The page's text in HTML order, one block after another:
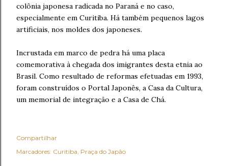
colônia japonesa radicada no Paraná e no caso,
especialmente em Curitiba. Há também pequenos lagos
artificiais, nos moldes dos japoneses.
Incrustada em marco de pedra há uma placa
comemorativa à chegada dos imigrantes desta etnia ao
Brasil. Como resultado de reformas efetuadas em 1993,
foram construídos o Portal Japonês, a Casa da Cultura,
um memorial de integração e a Casa de Chá.
Compartilhar
Marcadores: Curitiba Praça do Japão